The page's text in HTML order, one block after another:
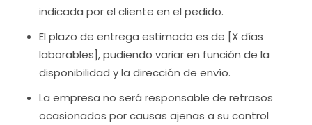
indicada por el cliente en el pedido.
El plazo de entrega estimado es de [X días
laborables], pudiendo variar en función de la
disponibilidad y la dirección de envío.
La empresa no será responsable de retrasos
ocasionados por causas ajenas a su control